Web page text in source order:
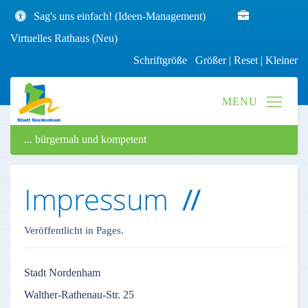
Sag's uns einfach! (Ideen-Management)
Virtuelles Rathaus (Neu)
Schriftgröße Größer| Reset | Kleiner
... bürgernah und kompetent
Impressum
Veröffentlicht in Pages.
Stadt Nordenham
Walther-Rathenau-Str. 25